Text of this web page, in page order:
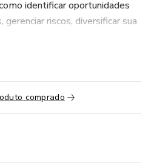
identificar oportunidades
riscos, diversificar sua
práticos, desmistificamos
seus objetivos financeiros.
investimentos até estratégias
fundos mútuos, imóveis,
comprado